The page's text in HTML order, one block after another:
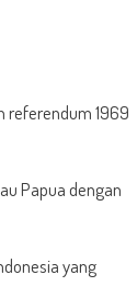
referendum 1969
Papua dengan
yang